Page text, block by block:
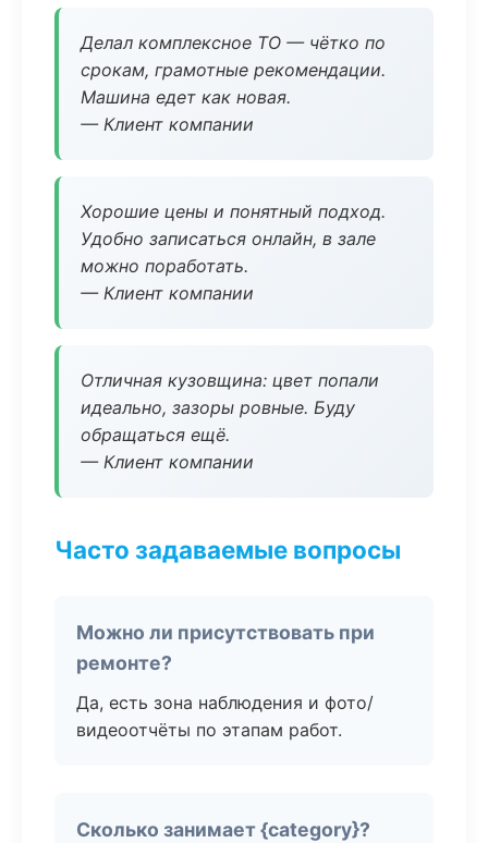
Делал комплексное ТО — чётко по
срокам, грамотные рекомендации.
Машина едет как новая.
— Клиент компании
Хорошие цены и понятный подход.
Удобно записаться онлайн, в зале
можно поработать.
— Клиент компании
Отличная кузовщина: цвет попали
идеально, зазоры ровные. Буду
обращаться ещё.
— Клиент компании
Часто задаваемые вопросы
Можно ли присутствовать при
ремонте?
Да, есть зона наблюдения и фото/
видеоотчёты по этапам работ.
Сколько занимает {category}?